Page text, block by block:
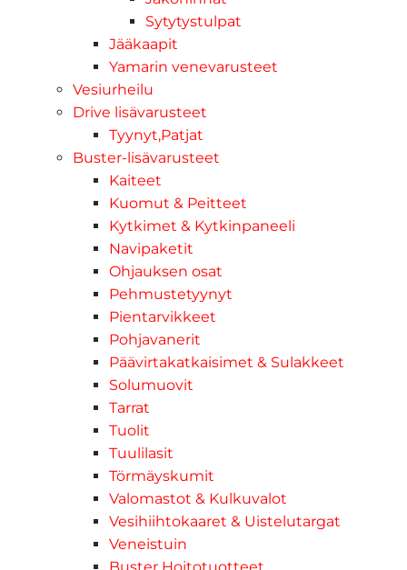
Sytytystulpat
Jääkaapit
Yamarin venevarusteet
Vesiurheilu
Drive lisävarusteet
Tyynyt,Patjat
Buster-lisävarusteet
Kaiteet
Kuomut & Peitteet
Kytkimet & Kytkinpaneeli
Navipaketit
Ohjauksen osat
Pehmustetyynyt
Pientarvikkeet
Pohjavanerit
Päävirtakatkaisimet & Sulakkeet
Solumuovit
Tarrat
Tuolit
Tuulilasit
Törmäyskumit
Valomastot & Kulkuvalot
Vesihiihtokaaret & Uistelutargat
Veneistuin